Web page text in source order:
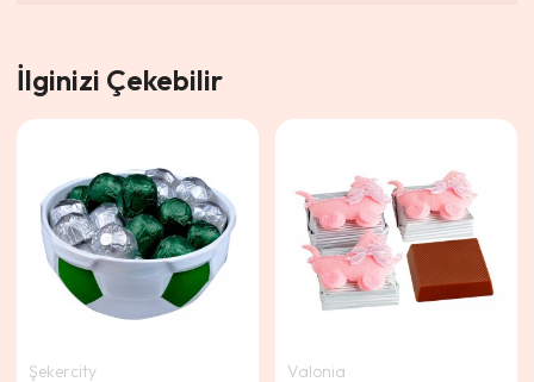
İlginizi Çekebilir
Şekercity
Valonia